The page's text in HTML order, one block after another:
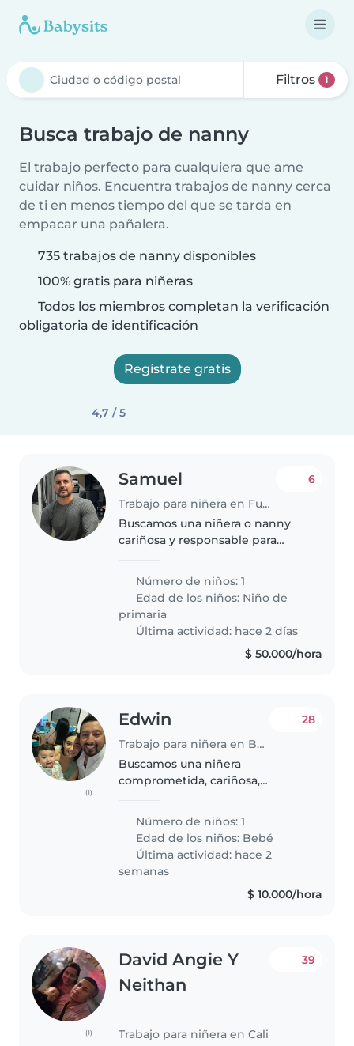
Filtros 1
Busca trabajo de nanny
El trabajo perfecto para cualquiera que ame
cuidar niños. Encuentra trabajos de nanny cerca
de ti en menos tiempo del que se tarda en
empacar una pañalera.
735 trabajos de nanny disponibles
100% gratis para niñeras
Todos los miembros completan la verificación
obligatoria de identificación
Regístrate gratis
4,7 / 5
Samuel
Trabajo para niñera en Funza
6
Buscamos una niñera o nanny
cariñosa y responsable para
juguetón y muy amigable. Nos
encantaría alguien que hable
catalán o español y que se
sienta..
Número de niños: 1
Edad de los niños: Niño de
primaria
Última actividad: hace 2 días
$ 50.000/hora
(1)
Edwin
Trabajo para niñera en Bogotá
28
Buscamos una niñera
comprometida, cariñosa,
bebés, para acompañar a nuestro
hijo de 8 meses, quien es
curioso, tranquilo..
Número de niños: 1
Edad de los niños: Bebé
Última actividad: hace 2
semanas
$ 10.000/hora
(1)
David Angie Y
Neithan
Trabajo para niñera en Cali
39